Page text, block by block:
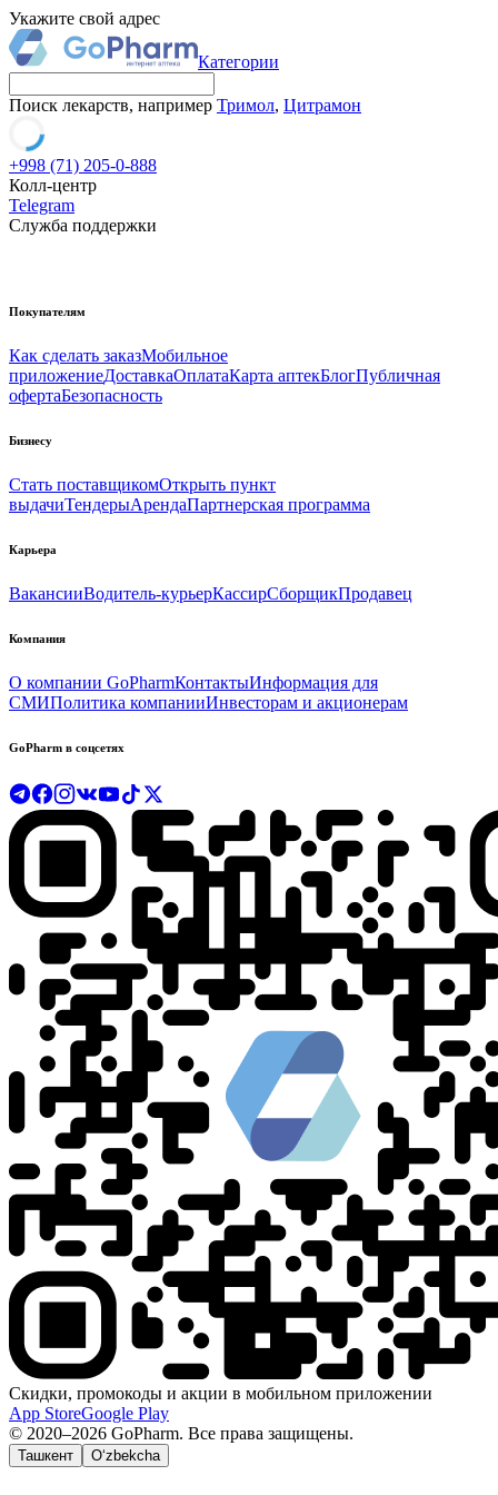
Укажите свой адрес
Категории
Поиск лекарств, например Тримол, Цитрамон
+998 (71) 205-0-888
Колл-центр
Telegram
Служба поддержки
Покупателям
Как сделать заказМобильное
приложениеДоставкаОплатаКарта аптекБлогПубличная
офертаБезопасность
Бизнесу
Стать поставщикомОткрыть пункт
выдачиТендерыАрендаПартнерская программа
Карьера
ВакансииВодитель-курьерКассирСборщикПродавец
Компания
О компании GoPharmКонтактыИнформация для
СМИПолитика компанииИнвесторам и акционерам
GoPharm в соцсетях
Скидки, промокоды и акции в мобильном приложении
App StoreGoogle Play
© 2020–2026 GoPharm. Все права защищены.
Ташкент O‘zbekcha